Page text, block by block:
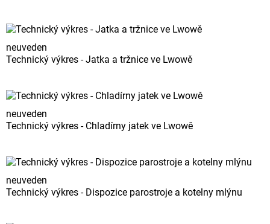
neuveden
Technický výkres - Jatka a tržnice ve Lwowě
neuveden
Technický výkres - Chladírny jatek ve Lwowě
neuveden
Technický výkres - Dispozice parostroje a kotelny mlýnu